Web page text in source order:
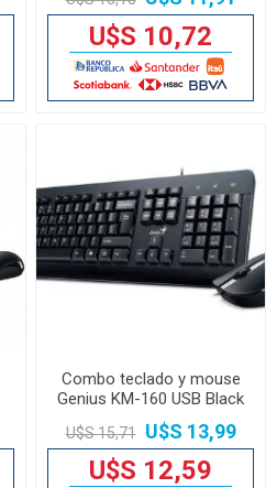
U$S 10,72
Combo teclado y mouse
Genius KM-160 USB Black
U$S 15,71 U$S 13,99
U$S 12,59